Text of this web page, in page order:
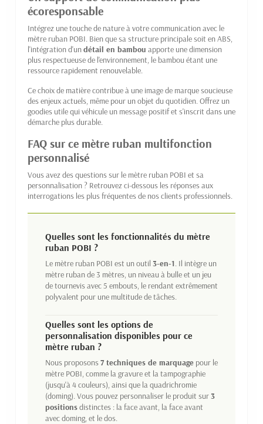
écoresponsable
Intégrez une touche de nature à votre communication avec le
mètre ruban POBI. Bien que sa structure principale soit en ABS,
l'intégration d'undétail en bambou apporte une dimension
plus respectueuse de l'environnement, le bambou étant une
ressource rapidement renouvelable.
Ce choix de matière contribue à une image de marque soucieuse
des enjeux actuels, même pour un objet du quotidien. Offrez un
goodies utile qui véhicule un message positif et s'inscrit dans une
démarche plus durable.
FAQ sur ce mètre ruban multifonction
personnalisé
Vous avez des questions sur le mètre ruban POBI et sa
personnalisation ? Retrouvez ci-dessous les réponses aux
interrogations les plus fréquentes de nos clients professionnels.
Quelles sont les fonctionnalités du mètre
ruban POBI ?
Le mètre ruban POBI est un outil 3-en-1 . Il intègre un
mètre ruban de 3 mètres, un niveau à bulle et un jeu
de tournevis avec 5 embouts, le rendant extrêmement
polyvalent pour une multitude de tâches.
Quelles sont les options de
personnalisation disponibles pour ce
mètre ruban ?
Nous proposons7 techniques de marquage pour le
mètre POBI, comme la gravure et la tampographie
(jusqu'à 4 couleurs), ainsi que la quadrichromie
(doming). Vous pouvez personnaliser le produit sur3
positionsdistinctes : la face avant, la face avant
avec doming, et le dos.